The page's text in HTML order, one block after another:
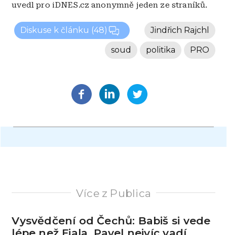
uvedl pro iDNES.cz anonymně jeden ze straníků.
Diskuse k článku (48) Jindřich Rajchl
PRO
politika
soud
Více z Publica
Vysvědčení od Čechů: Babiš si vede